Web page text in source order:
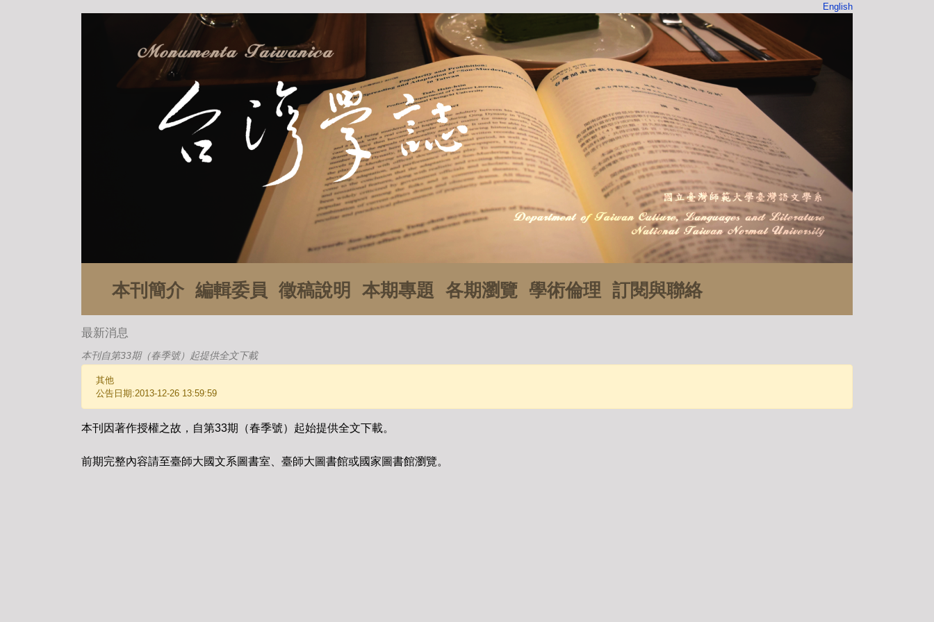
English
本刊簡介 編輯委員 徵稿說明 本期專題 各期瀏覽 學術倫理 訂閱與聯絡
最新消息
本刊自第33期（春季號）起提供全文下載
其他
公告日期:2013-12-26 13:59:59
本刊因著作授權之故，自第33期（春季號）起始提供全文下載。
前期完整內容請至臺師大國文系圖書室、臺師大圖書館或國家圖書館瀏覽。